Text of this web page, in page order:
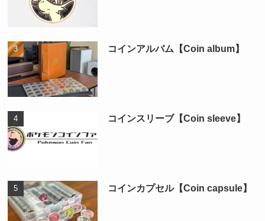
コインアルバム【Coin album】
コインスリーブ【Coin sleeve】
コインカプセル【Coin capsule】